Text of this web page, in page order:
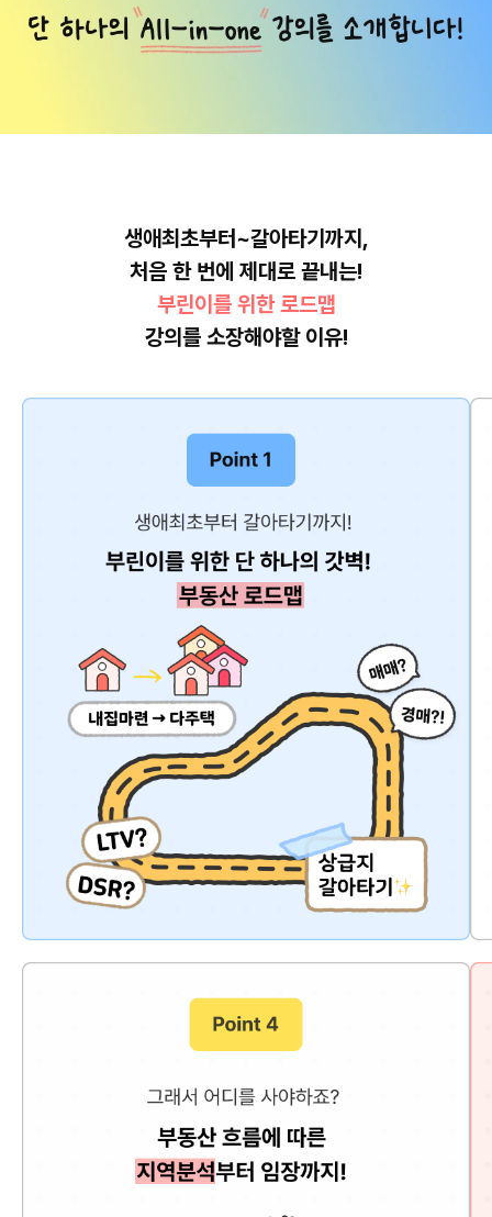
생애최초부터~갈아타기까지,
처음 한 번에 제대로 끝내는!
부린이를 위한 로드맵
강의를 소장해야할 이유!